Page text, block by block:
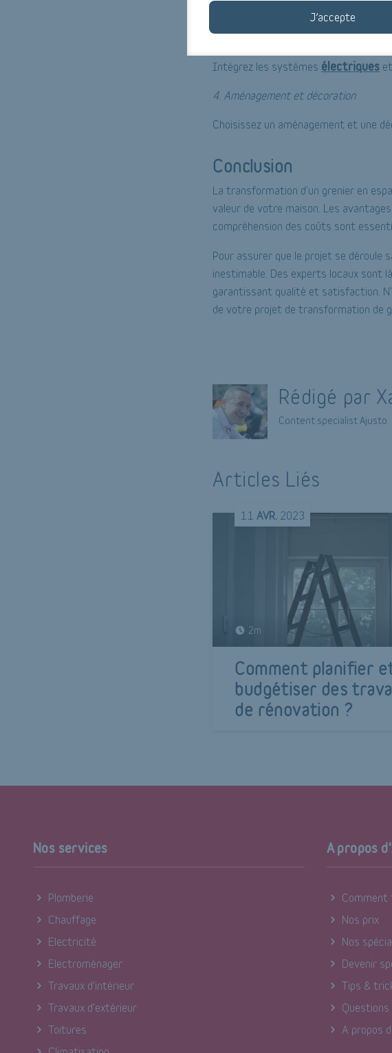
J’accepte
adéquate garantit une
3. Installation électrique et de
Intégrez les systèmes électriques
4. Aménagement et décoration
Choisissez un aménagement et une
Conclusion
La transformation d'un grenier en
valeur de votre maison. Les
compréhension des coûts sont
Pour assurer que le projet se déroule
inestimable. Des experts locaux sont
garantissant qualité et satisfaction.
de votre projet de transformation de
Rédigé par
Content specialist Ajusto
Articles Liés
11 AVR. 2023
2m
Comment planifier
budgétiser des
de rénovation ?
Nos services
Plomberie
Chauffage
Electricité
Electroménager
Travaux d'intérieur
Travaux d'extérieur
Toitures
A propos
Comment
Nos prix
Nos
Devenir
Tips &
A propos